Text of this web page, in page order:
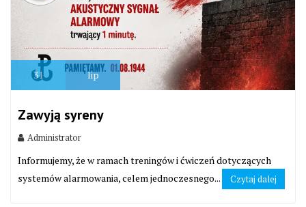
31 lip
Zawyją syreny
Administrator
Informujemy, że w ramach treningów i ćwiczeń dotyczących
systemów alarmowania, celem jednoczesnego...
Czytaj dalej